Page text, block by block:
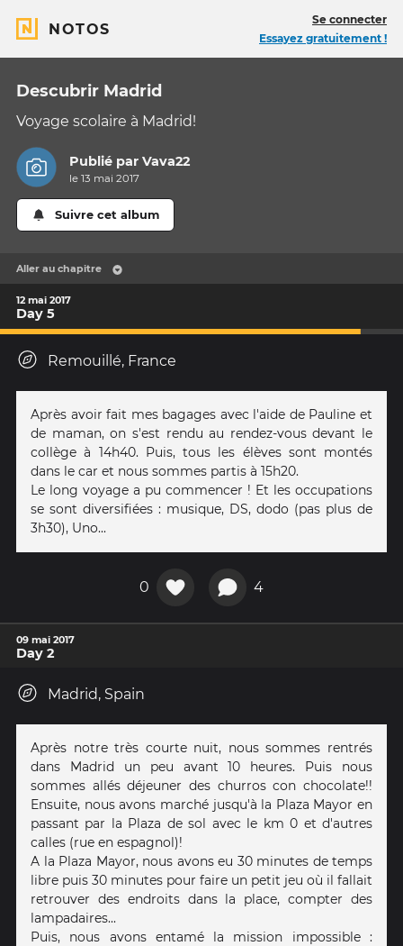
NOTOS
Se connecter
Essayez gratuitement !
Descubrir Madrid
Voyage scolaire à Madrid!
Publié parVava22
le 13 mai 2017
Suivre cet album
Aller au chapitre
12 mai 2017
Day 5
Remouillé, France
Après avoir fait mes bagages avec l'aide de Pauline et
de maman, on s'est rendu au rendez-vous devant le
collège à 14h40. Puis, tous les élèves sont montés
dans le car et nous sommes partis à 15h20.
Le long voyage a pu commencer ! Et les occupations
se sont diversifiées : musique, DS, dodo (pas plus de
3h30), Uno...
0 4
09 mai 2017
Day 2
Madrid, Spain
Après notre très courte nuit, nous sommes rentrés
dans Madrid un peu avant 10 heures. Puis nous
sommes allés déjeuner des churros con chocolate!!
Ensuite, nous avons marché jusqu'à la Plaza Mayor en
passant par la Plaza de sol avec le km 0 et d'autres
calles (rue en espagnol)!
A la Plaza Mayor, nous avons eu 30 minutes de temps
libre puis 30 minutes pour faire un petit jeu où il fallait
retrouver des endroits dans la place, compter des
lampadaires...
Puis, nous avons entamé la mission impossible :